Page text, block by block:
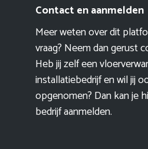
Contact en aanmelden
Meer weten over dit
vraag? Neem dan gerust
Heb jij zelf een
installatiebedrijf en wil jij
opgenomen? Dan kan je
bedrijf aanmelden.